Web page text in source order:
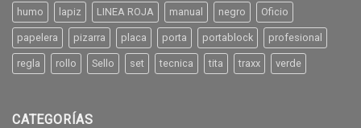
humo lapiz LINEA ROJA manual negro Oficio
papelera pizarra placa porta portablock profesional
regla rollo Sello set tecnica tita traxx verde
CATEGORÍAS